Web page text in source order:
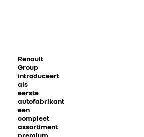
Renault
Group
introduceert
als
eerste
autofabrikant
een
compleet
assortiment
premium